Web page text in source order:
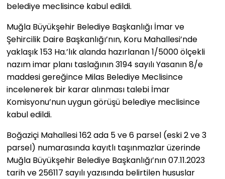
belediye meclisince kabul edildi.
Muğla Büyükşehir Belediye Başkanlığı İmar ve
Şehircilik Daire Başkanlığı’nın, Koru Mahallesi’nde
yaklaşık 153 Ha.’lık alanda hazırlanan 1/5000 ölçekli
nazım imar planı taslağının 3194 sayılı Yasanın 8/e
maddesi gereğince Milas Belediye Meclisince
incelenerek bir karar alınması talebi İmar
Komisyonu’nun uygun görüşü belediye meclisince
kabul edildi.
Boğaziçi Mahallesi 162 ada 5 ve 6 parsel (eski 2 ve 3
parsel) numarasında kayıtlı taşınmazlar üzerinde
Muğla Büyükşehir Belediye Başkanlığı’nın 07.11.2023
tarih ve 256117 sayılı yazısında belirtilen hususlar